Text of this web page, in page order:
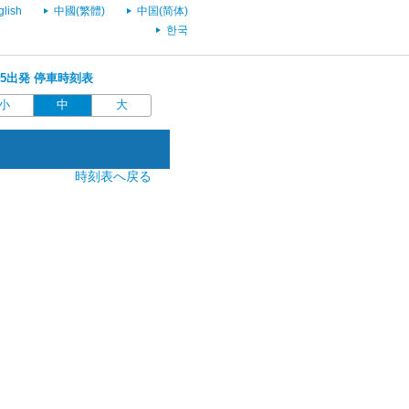
中國(繁體)
中国(简体)
한국
出発 停車時刻表
中 大
時刻表へ戻る